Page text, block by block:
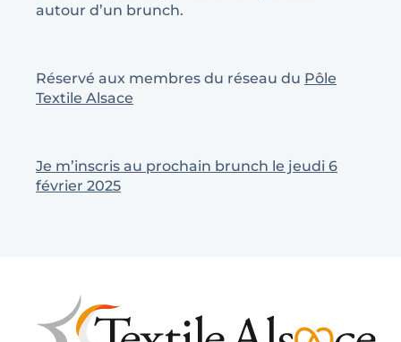
autour d’un brunch.
Réservé aux membres du réseau du Pôle
Textile Alsace
Je m’inscris au prochain brunch le jeudi 6
février 2025